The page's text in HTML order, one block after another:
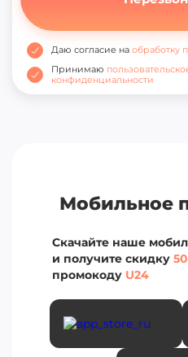
Даю согласие на обработку
Принимаю
конфиденциальности
Мобильное
Скачайте наше
и получите скидку
промокоду U24